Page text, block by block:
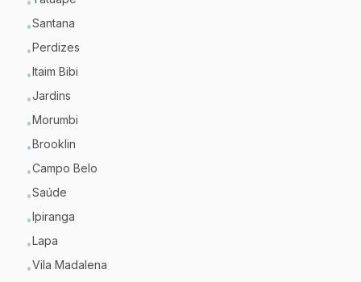
•Santana
•Perdizes
•Itaim Bibi
•Jardins
•Morumbi
•Brooklin
•Campo Belo
•Saúde
•Ipiranga
•Lapa
•Vila Madalena